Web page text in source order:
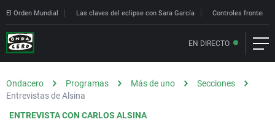
El Orden Mundial Las claves del eclipse con Sara García Controles
EN DIRECTO
Ondacero Programas Más de uno
Secciones
Entrevistas de Alsina
ENTREVISTA CON CARLOS ALSINA